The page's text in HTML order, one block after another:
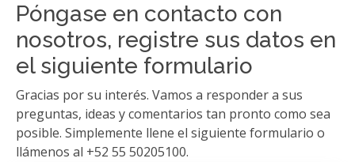
Póngase en contacto con
nosotros, registre sus datos en
el siguiente formulario
Gracias por su interés. Vamos a responder a sus
preguntas, ideas y comentarios tan pronto como sea
posible. Simplemente llene el siguiente formulario o
llámenos al +52 55 50205100.